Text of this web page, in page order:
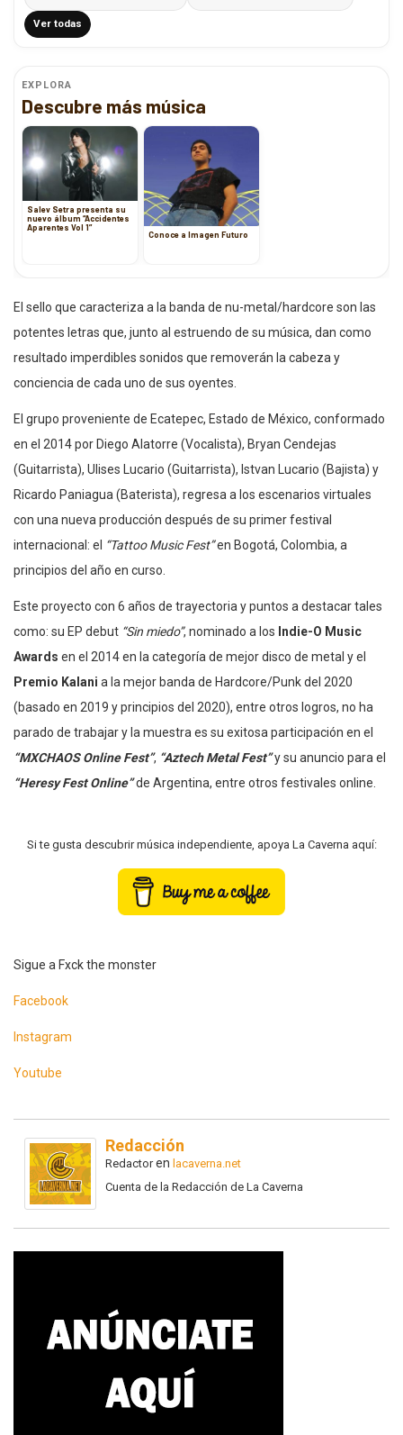
Ver todas
EXPLORA
Descubre más música
Salev Setra presenta su
nuevo álbum “Accidentes
Aparentes Vol 1”
Conoce a Imagen Futuro
El sello que caracteriza a la banda de nu-metal/hardcore son las
potentes letras que, junto al estruendo de su música, dan como
resultado imperdibles sonidos que removerán la cabeza y
conciencia de cada uno de sus oyentes.
El grupo proveniente de Ecatepec, Estado de México, conformado
en el 2014 por Diego Alatorre (Vocalista), Bryan Cendejas
(Guitarrista), Ulises Lucario (Guitarrista), Istvan Lucario (Bajista) y
Ricardo Paniagua (Baterista), regresa a los escenarios virtuales
con una nueva producción después de su primer festival
internacional: el “Tattoo Music Fest”en Bogotá, Colombia, a
principios del año en curso.
Este proyecto con 6 años de trayectoria y puntos a destacar tales
como: su EP debut “Sin miedo”, nominado a los Indie-O Music
Awards en el 2014 en la categoría de mejor disco de metal y el
Premio Kalani a la mejor banda de Hardcore/Punk del 2020
(basado en 2019 y principios del 2020), entre otros logros, no ha
parado de trabajar y la muestra es su exitosa participación en el
“MXCHAOS Online Fest”, “Aztech Metal Fest”y su anuncio para el
“Heresy Fest Online”de Argentina, entre otros festivales online.
Si te gusta descubrir música independiente, apoya La Caverna aquí:
Sigue a Fxck the monster
Facebook
Instagram
Youtube
Redacción
Redactoren lacaverna.net
Cuenta de la Redacción de La Caverna